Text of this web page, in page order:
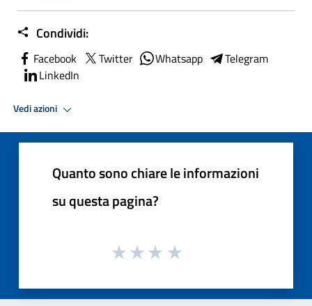
Condividi:
Facebook Twitter Whatsapp
Telegram
LinkedIn
Vedi azioni
Quanto sono chiare le informazioni
su questa pagina?